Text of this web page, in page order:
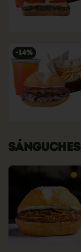
-14%
SÁNGUCHES